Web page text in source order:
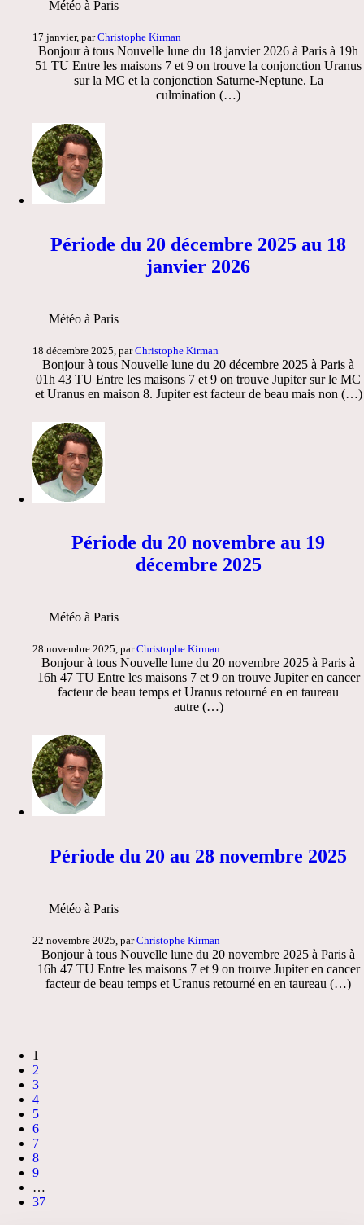
Météo à Paris
17 janvier, parChristophe Kirman
Bonjour à tous Nouvelle lune du 18 janvier 2026 à Paris à 19h
51 TU Entre les maisons 7 et 9 on trouve la conjonction Uranus
sur la MC et la conjonction Saturne-Neptune. La
culmination (…)
Période du 20 décembre 2025 au 18
janvier 2026
Météo à Paris
18 décembre 2025, parChristophe Kirman
Bonjour à tous Nouvelle lune du 20 décembre 2025 à Paris à
01h 43 TU Entre les maisons 7 et 9 on trouve Jupiter sur le MC
et Uranus en maison 8. Jupiter est facteur de beau mais non (…)
Période du 20 novembre au 19
décembre 2025
Météo à Paris
28 novembre 2025, parChristophe Kirman
Bonjour à tous Nouvelle lune du 20 novembre 2025 à Paris à
16h 47 TU Entre les maisons 7 et 9 on trouve Jupiter en cancer
facteur de beau temps et Uranus retourné en en taureau
autre (…)
Période du 20 au 28 novembre 2025
Météo à Paris
22 novembre 2025, parChristophe Kirman
Bonjour à tous Nouvelle lune du 20 novembre 2025 à Paris à
16h 47 TU Entre les maisons 7 et 9 on trouve Jupiter en cancer
facteur de beau temps et Uranus retourné en en taureau (…)
1
2
3
4
5
6
7
8
9
…
37